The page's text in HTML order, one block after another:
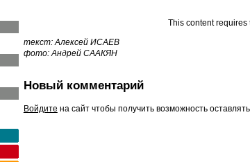
This content requires
текст: Алексей ИСАЕВ
фото: Андрей СААКЯН
Новый комментарий
Войдите на сайт чтобы получить возможность